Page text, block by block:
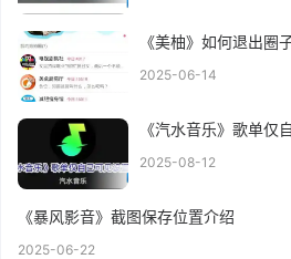
《美柚》如何退出圈
2025-06-14
《汽水音乐》歌单仅
2025-08-12
《暴风影音》截图保存位置介绍
2025-06-22